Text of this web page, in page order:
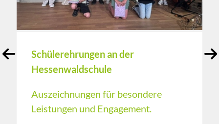
Schülerehrungen an der
Hessenwaldschule
Auszeichnungen für besondere
Leistungen und Engagement.